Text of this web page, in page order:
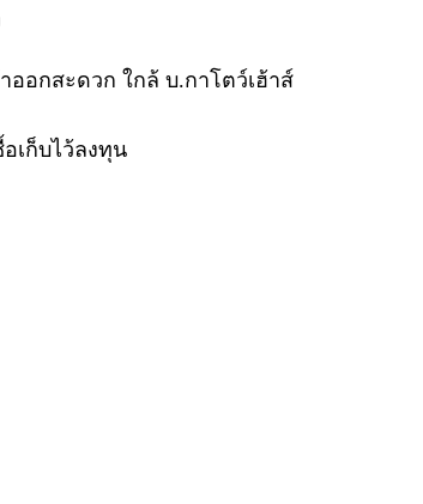
ออกสะดวก ใกล้ บ.กาโตว์เฮ้าส์
เก็บไว้ลงทุน